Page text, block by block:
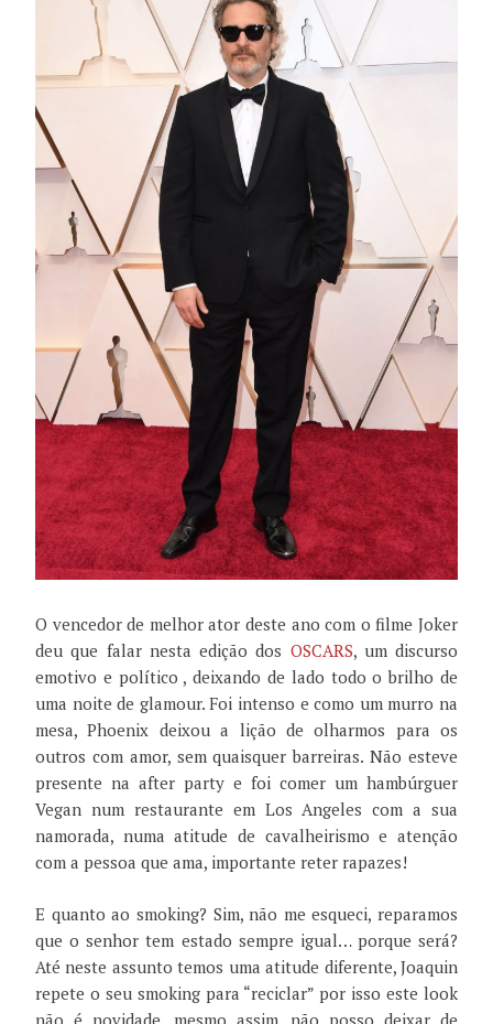
O vencedor de melhor ator deste ano com o filme Joker
deu que falar nesta edição dos OSCARS, um discurso
emotivo e político , deixando de lado todo o brilho de
uma noite de glamour. Foi intenso e como um murro na
mesa, Phoenix deixou a lição de olharmos para os
outros com amor, sem quaisquer barreiras. Não esteve
presente na after party e foi comer um hambúrguer
Vegan num restaurante em Los Angeles com a sua
namorada, numa atitude de cavalheirismo e atenção
com a pessoa que ama, importante reter rapazes!
E quanto ao smoking? Sim, não me esqueci, reparamos
que o senhor tem estado sempre igual… porque será?
Até neste assunto temos uma atitude diferente, Joaquin
repete o seu smoking para “reciclar” por isso este look
não é novidade, mesmo assim, não posso deixar de